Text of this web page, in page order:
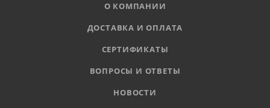
О КОМПАНИИ
ДОСТАВКА И ОПЛАТА
СЕРТИФИКАТЫ
ВОПРОСЫ И ОТВЕТЫ
НОВОСТИ